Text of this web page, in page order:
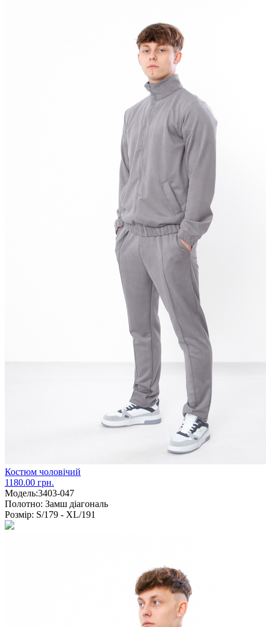
Костюм чоловічий
1180.00 грн.
Модель:3403-047
Полотно: Замш діагональ
Розмір: S/179 - XL/191